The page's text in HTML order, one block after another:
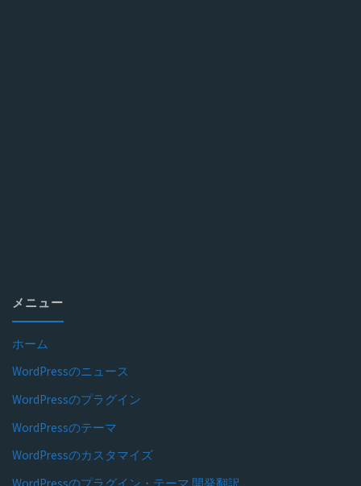
メニュー
ホーム
WordPressのニュース
WordPressのプラグイン
WordPressのテーマ
WordPressのカスタマイズ